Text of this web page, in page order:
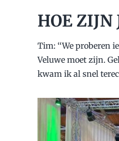
HOE ZIJN
Tim: ‘‘We proberen
Veluwe moet zijn.
kwam ik al snel